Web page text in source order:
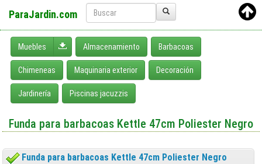
ParaJardin.com
Muebles Desplegar menú
Almacenamiento Barbacoas
Chimeneas Maquinaria exterior Decoración
Jardinería Piscinas jacuzzis
Funda para barbacoas Kettle 47cm Poliester Negro
Funda para barbacoas Kettle 47cm Poliester Negro